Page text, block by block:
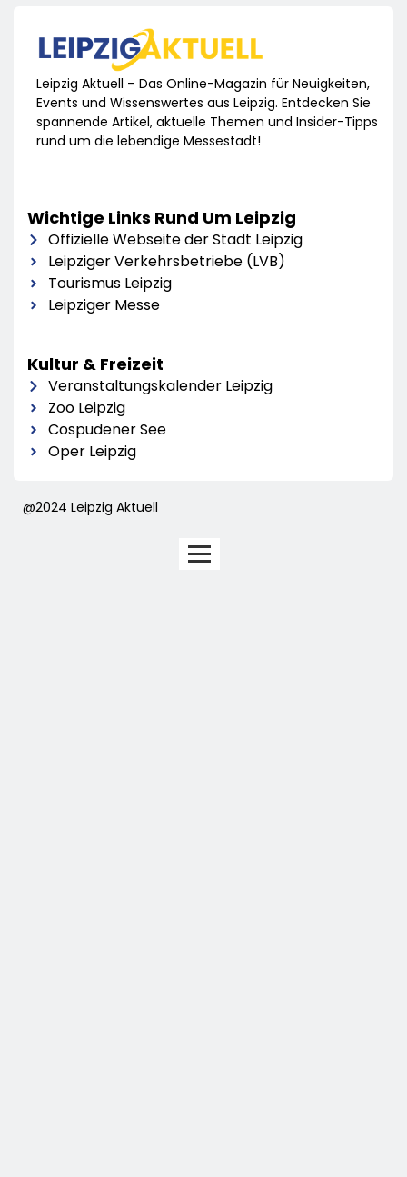
Leipzig Aktuell – Das Online-Magazin für Neuigkeiten,
Events und Wissenswertes aus Leipzig. Entdecken Sie
spannende Artikel, aktuelle Themen und Insider-Tipps
rund um die lebendige Messestadt!
Wichtige Links Rund Um Leipzig
Offizielle Webseite der Stadt Leipzig
Leipziger Verkehrsbetriebe (LVB)
Tourismus Leipzig
Leipziger Messe
Kultur & Freizeit
Veranstaltungskalender Leipzig
Zoo Leipzig
Cospudener See
Oper Leipzig
@2024 Leipzig Aktuell